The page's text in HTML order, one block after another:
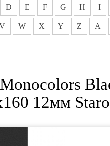
D E F G H I
W X Y Z А
12мм